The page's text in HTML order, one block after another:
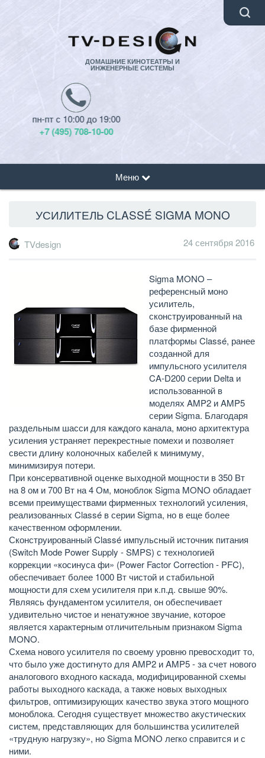
ДОМАШНИЕ КИНОТЕАТРЫ И
ИНЖЕНЕРНЫЕ СИСТЕМЫ
Смотреть
Меню
УСИЛИТЕЛЬ CLASSÉ SIGMA MONO
TVdesign 24 сентября 2016
Sigma MONO –
референсный моно
усилитель,
сконструированный на
базе фирменной
платформы Classé, ранее
созданной для
импульсного усилителя
CA-D200 серии Delta и
использованной в
моделях AMP2 и AMP5
серии Sigma. Благодаря
раздельным шасси для каждого канала, моно архитектура
усиления устраняет перекрестные помехи и позволяет
свести длину колоночных кабелей к минимуму,
минимизируя потери.
При консервативной оценке выходной мощности в 350 Вт
на 8 ом и 700 Вт на 4 Ом, моноблок Sigma MONO обладает
всеми преимуществами фирменных технологий усиления,
реализованных Classé в серии Sigma, но в еще более
качественном оформлении.
Сконструированный Classé импульсный источник питания
(Switch Mode Power Supply - SMPS) с технологией
коррекции «косинуса фи» (Power Factor Correction - PFC),
обеспечивает более 1000 Вт чистой и стабильной
мощности для схем усилителя при к.п.д. свыше 90%.
Являясь фундаментом усилителя, он обеспечивает
удивительно чистое и ненатужное звучание, которое
является характерным отличительным признаком Sigma
MONO.
Схема нового усилителя по своему уровню превосходит то,
что было уже достигнуто для AMP2 и AMP5 - за счет нового
аналогового входного каскада, модифицированной схемы
работы выходного каскада, а также новых выходных
фильтров, оптимизирующих качество звука этого мощного
моноблока. Сегодня существует множество акустических
систем, представляющих для большинства усилителей
«трудную нагрузку», но Sigma MONO легко справится и с
ними.